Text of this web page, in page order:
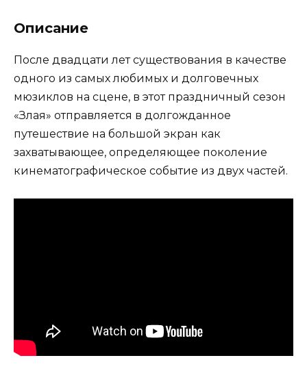
Описание
После двадцати лет существования в качестве
одного из самых любимых и долговечных
мюзиклов на сцене, в этот праздничный сезон
«Злая» отправляется в долгожданное
путешествие на большой экран как
захватывающее, определяющее поколение
кинематографическое событие из двух частей.